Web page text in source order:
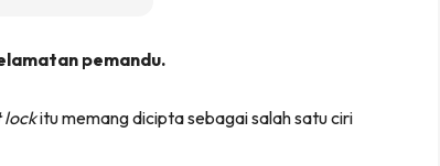
pemandu.
lockitu memang dicipta sebagai salah satu ciri